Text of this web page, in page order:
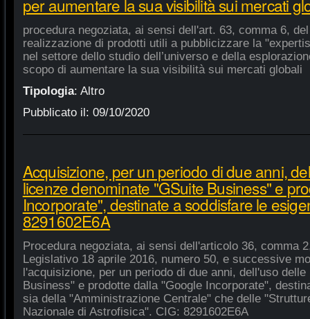
per aumentare la sua visibilità sui mercati
procedura negoziata, ai sensi dell'art. 63, comma 6,
realizzazione di prodotti utili a pubblicizzare la
nel settore dello studio dell’universo e della
scopo di aumentare la sua visibilità sui mercati globali
Tipologia: Altro
Pubblicato il: 09/10/2020
Acquisizione, per un periodo di due anni,
licenze denominate "GSuite Business" e
Incorporate", destinate a soddisfare le
8291602E6A
Procedura negoziata, ai sensi dell'articolo 36, comma
Legislativo 18 aprile 2016, numero 50, e successive
l'acquisizione, per un periodo di due anni, dell'uso
Business" e prodotte dalla "Google Incorporate",
sia della "Amministrazione Centrale" che delle
Nazionale di Astrofisica". CIG: 8291602E6A